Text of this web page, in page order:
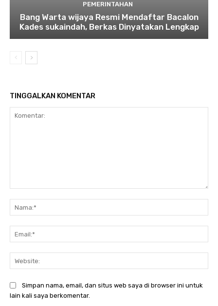
PEMERINTAHAN
Bang Warta wijaya Resmi Mendaftar Bacalon
Kades sukaindah, Berkas Dinyatakan Lengkap
TINGGALKAN KOMENTAR
Simpan nama, email, dan situs web saya di browser ini untuk
lain kali saya berkomentar.